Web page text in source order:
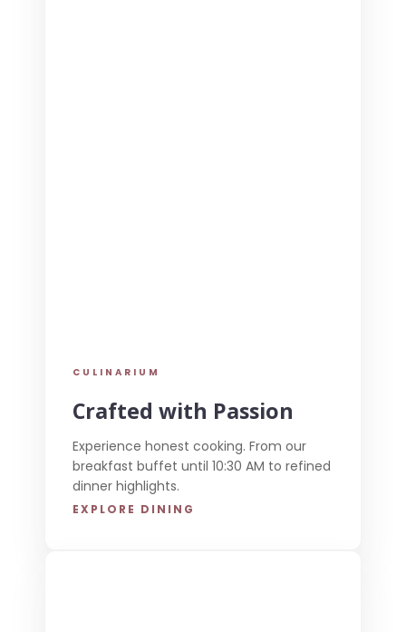
CULINARIUM
Crafted with Passion
Experience honest cooking. From our
breakfast buffet until 10:30 AM to refined
dinner highlights.
EXPLORE DINING